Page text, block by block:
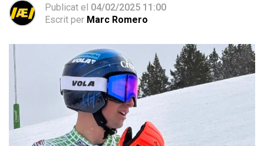
Publicat el 04/02/2025 11:00
Escrit per Marc Romero